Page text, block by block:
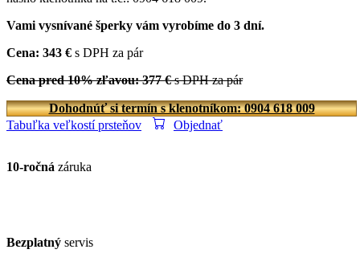
Vami vysnívané šperky vám vyrobíme do 3 dní.
Cena: 343 € s DPH za pár
Cena pred 10% zľavou: 377 €s DPH za pár
Dohodnúť si termín s klenotníkom: 0904 618 009
Tabuľka veľkostí prsteňov
Objednať
10-ročná záruka
Bezplatný servis